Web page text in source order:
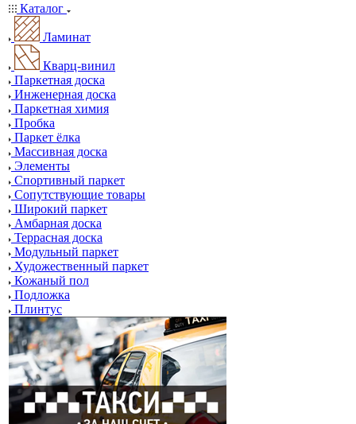
Каталог
Ламинат
Кварц-винил
Паркетная доска
Инженерная доска
Паркетная химия
Пробка
Паркет ёлка
Массивная доска
Элементы
Спортивный паркет
Сопутствующие товары
Широкий паркет
Амбарная доска
Террасная доска
Модульный паркет
Художественный паркет
Кожаный пол
Подложка
Плинтус